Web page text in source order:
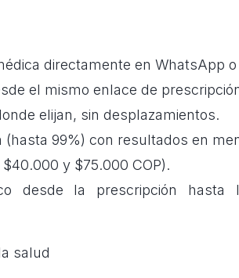
directamente en WhatsApp
el mismo enlace de
elijan, sin desplazamientos.
(hasta 99%) con resultados en
y $75.000 COP).
desde la prescripción hasta
salud